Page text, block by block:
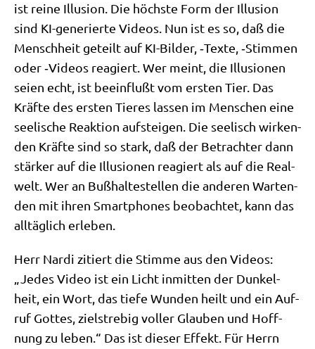
ist rei­ne Illu­si­on. Die höch­ste Form der Illu­si­on
sind KI-gene­rier­te Vide­os. Nun ist es so, daß die
Mensch­heit geteilt auf KI-Bil­der, ‑Tex­te, ‑Stim­men
oder ‑Vide­os reagiert. Wer meint, die Illu­sio­nen
sei­en echt, ist beein­flußt vom ersten Tier. Das
Kräf­te des ersten Tie­res las­sen im Men­schen eine
see­li­sche Reak­ti­on auf­stei­gen. Die see­lisch wir­ken­
den Kräf­te sind so stark, daß der Betrach­ter dann
stär­ker auf die Illu­sio­nen reagiert als auf die Real­
welt. Wer an Buß­hal­te­stel­len die ande­ren War­ten­
den mit ihren Smart­phones beob­ach­tet, kann das
all­täg­lich erleben.
Herr Nar­di zitiert die Stim­me aus den Vide­os:
„Jedes Video ist ein Licht inmit­ten der Dun­kel­
heit, ein Wort, das tie­fe Wun­den heilt und ein Auf­
ruf Got­tes, ziel­stre­big vol­ler Glau­ben und Hoff­
nung zu leben.“ Das ist die­ser Effekt. Für Herrn